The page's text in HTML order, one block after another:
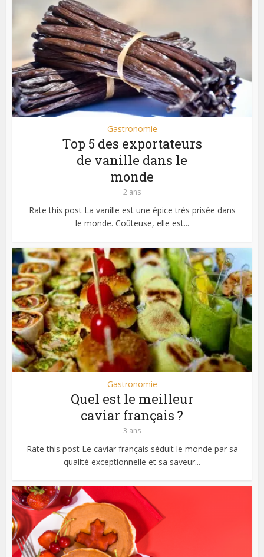
Gastronomie
Top 5 des exportateurs
de vanille dans le
monde
2 ans
Rate this post La vanille est une épice très prisée dans
le monde. Coûteuse, elle est...
Gastronomie
Quel est le meilleur
caviar français ?
3 ans
Rate this post Le caviar français séduit le monde par sa
qualité exceptionnelle et sa saveur...